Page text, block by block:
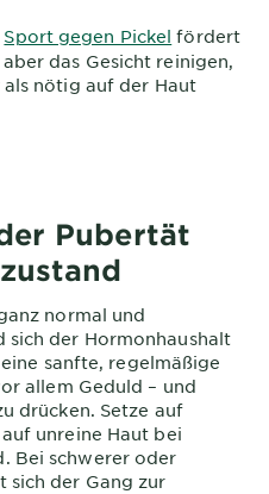
Sport gegen Pickel fördert
das Gesicht reinigen,
nötig auf der Haut
Pubertät
normal und
sich der Hormonhaushalt
sanfte, regelmäßige
allem Geduld – und
drücken. Setze auf
unreine Haut bei
Bei schwerer oder
sich der Gang zur